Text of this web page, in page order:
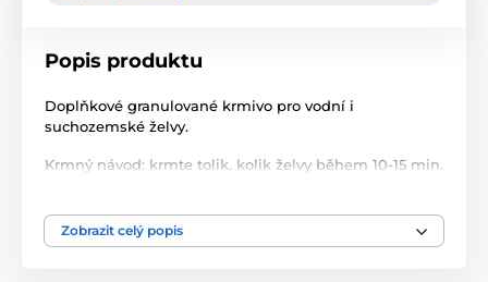
Popis produktu
Doplňkové granulované krmivo pro vodní i
suchozemské želvy.
Krmný návod: krmte tolik, kolik želvy během 10-15 min.
Složení: vedlejší výrobky rostlinného původu, obiloviny,
Zobrazit celý popis